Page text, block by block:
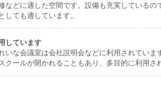
などに適した空間です。設備も充実しているの
しても適しています。
しています
いな会議室は会社説明会などに利用されていま
クールが開かれることもあり、多目的に利用さ